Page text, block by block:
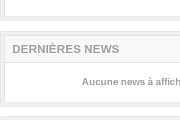
DERNIÈRES NEWS
Aucune news à